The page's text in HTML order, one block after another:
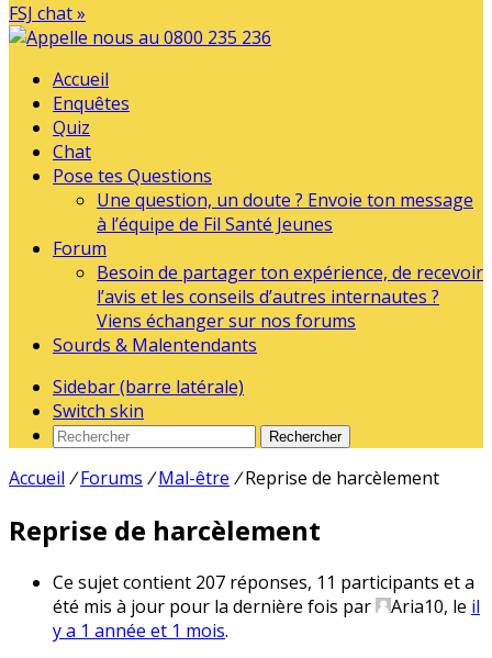
FSJ chat »
Accueil
Enquêtes
Quiz
Chat
Pose tes Questions
Une question, un doute ? Envoie ton message
à l’équipe de Fil Santé Jeunes
Forum
Besoin de partager ton expérience, de recevoir
l’avis et les conseils d’autres internautes ?
Viens échanger sur nos forums
Sourds & Malentendants
Sidebar (barre latérale)
Switch skin
Rechercher
Accueil / Forums / Mal-être / Reprise de harcèlement
Reprise de harcèlement
Ce sujet contient 207 réponses, 11 participants et a
été mis à jour pour la dernière fois par
Aria10, le il
y a 1 année et 1 mois.